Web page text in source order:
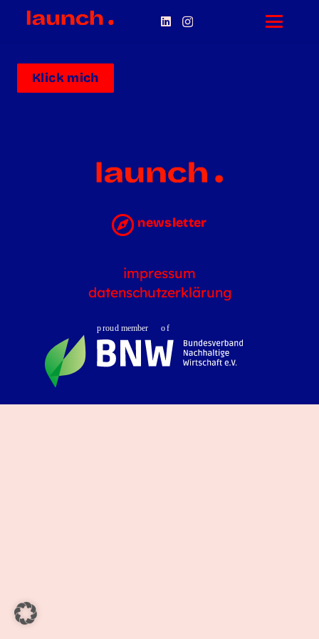
Klick mich
newsletter
impressum
datenschutzerklärung